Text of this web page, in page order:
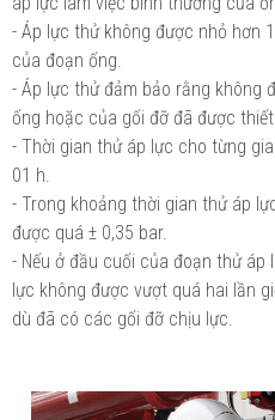
- Áp lực thử không được nhỏ hơn
của đoạn ống.
- Áp lực thử đảm bảo rằng không
ống hoặc của gối đỡ đã được
- Thời gian thử áp lực cho từng
01 h.
- Trong khoảng thời gian thử áp
được quá ± 0,35 bar.
- Nếu ở đầu cuối của đoạn thử
lực không được vượt quá hai lần
dù đã có các gối đỡ chịu lực.